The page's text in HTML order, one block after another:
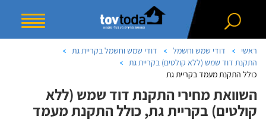
ראשי דודי שמש וחשמל
דודי שמש וחשמל בקריית גת
התקנת דוד שמש (ללא קולטים) בקריית גת
כולל התקנת מעמד בקריית גת
השוואת מחירי התקנת דוד שמש (ללא
קולטים) בקריית גת, כולל התקנת מעמד